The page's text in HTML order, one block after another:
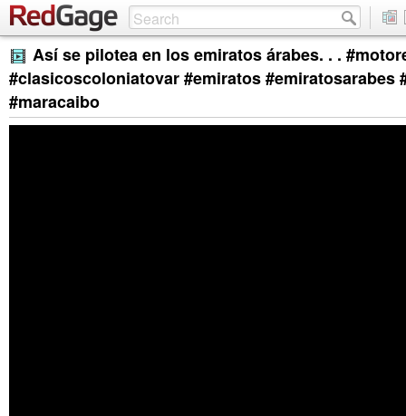
Así se pilotea en los emiratos árabes. . .
#clasicoscoloniatovar #emiratos #emiratosarabes
#maracaibo